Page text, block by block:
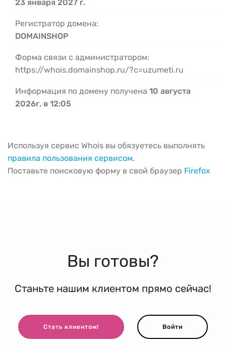
23 января 2027 г.
Регистратор домена:
DOMAINSHOP
Форма связи с администратором:
https://whois.domainshop.ru/?c=uzumeti.ru
Информация по домену получена 10 августа
2026г. в 12:05
Используя сервис Whois вы обязуетесь выполнять
правила пользования сервисом.
Поставьте поисковую форму в свой браузер Firefox
Вы готовы?
Станьте нашим клиентом прямо сейчас!
Стать клиентом! Войти